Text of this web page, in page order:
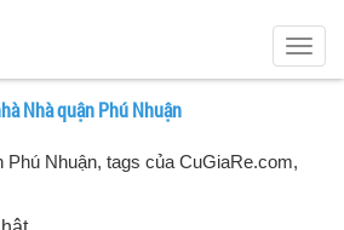
Nhà quận Phú Nhuận
Phú Nhuận, tags của CuGiaRe.com,